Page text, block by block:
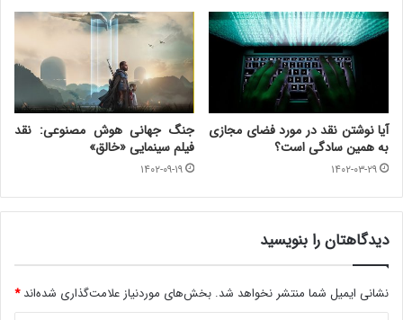
آیا نوشتن نقد در مورد فضای مجازی
به همین سادگی است؟
۱۴۰۲-۰۳-۲۹
جنگ جهانی هوش مصنوعی: نقد
فیلم سینمایی «خالق»
۱۴۰۲-۰۹-۱۹
دیدگاهتان را بنویسید
نشانی ایمیل شما منتشر نخواهد شد. بخش‌های موردنیاز علامت‌گذاری شده‌اند*